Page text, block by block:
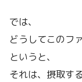
では、
どうしてこのフ
というと、
それは、摂取す